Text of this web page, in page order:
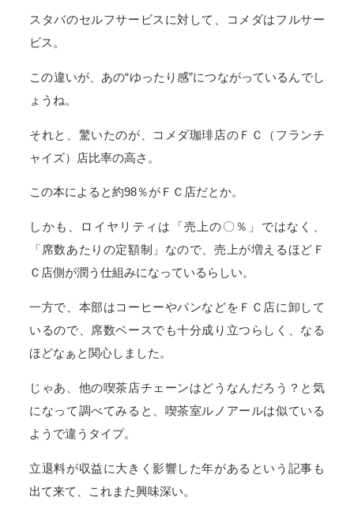
スタバのセルフサービスに対して、コメダはフルサー
ビス。
この違いが、あの“ゆったり感”につながっているんでし
ょうね。
それと、驚いたのが、コメダ珈琲店のＦＣ（フランチ
ャイズ）店比率の高さ。
この本によると約98％がＦＣ店だとか。
しかも、ロイヤリティは「売上の〇％」ではなく、
「席数あたりの定額制」なので、売上が増えるほどＦ
Ｃ店側が潤う仕組みになっているらしい。
一方で、本部はコーヒーやパンなどをＦＣ店に卸して
いるので、席数ベースでも十分成り立つらしく、なる
ほどなぁと関心しました。
じゃあ、他の喫茶店チェーンはどうなんだろう？と気
になって調べてみると、喫茶室ルノアールは似ている
ようで違うタイプ。
立退料が収益に大きく影響した年があるという記事も
出て来て、これまた興味深い。